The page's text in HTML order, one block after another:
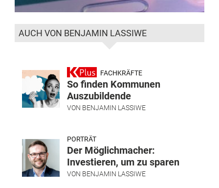
AUCH VON BENJAMIN LASSIWE
FACHKRÄFTE
So finden Kommunen
Auszubildende
VON BENJAMIN LASSIWE
PORTRÄT
Der Möglichmacher:
Investieren, um zu sparen
VON BENJAMIN LASSIWE